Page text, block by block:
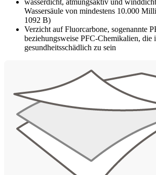
wasserdicht, atmungsaktiv und
Wassersäule von mindestens 10.000
1092 B)
Verzicht auf Fluorcarbone, sogenannte
beziehungsweise PFC-Chemikalien, die
gesundheitsschädlich zu sein